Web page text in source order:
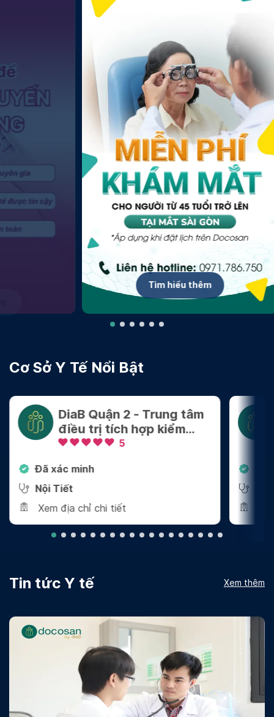
Tìm hiểu thêm
Cơ Sở Y Tế Nổi Bật
DiaB Quận 2 - Trung tâm
điều trị tích hợp kiểm
soát Cân nặng - Bệnh
5
Đã xác minh
Nội Tiết
Xem địa chỉ chi tiết
Tin tức Y tế Xem thêm